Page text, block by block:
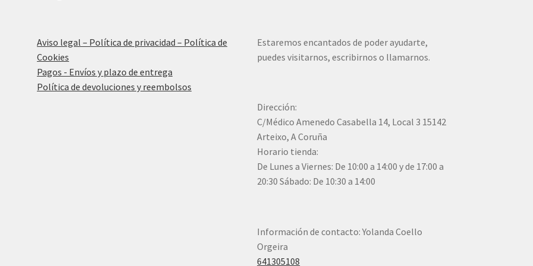
Aviso legal – Política de privacidad – Política de
Cookies
Pagos - Envíos y plazo de entrega
Política de devoluciones y reembolsos
Estaremos encantados de poder ayudarte,
puedes visitarnos, escribirnos o llamarnos.
Dirección:
C/Médico Amenedo Casabella 14, Local 3 15142
Arteixo, A Coruña
Horario tienda:
De Lunes a Viernes: De 10:00 a 14:00 y de 17:00 a
20:30 Sábado: De 10:30 a 14:00
Información de contacto: Yolanda Coello
Orgeira
641305108